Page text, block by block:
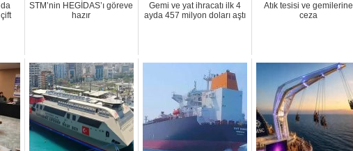
STM’nin HEGİDAS’ı göreve
hazır
Gemi ve yat ihracatı ilk 4
ayda 457 milyon doları aştı
Atık tesisi ve gemilerine
ceza